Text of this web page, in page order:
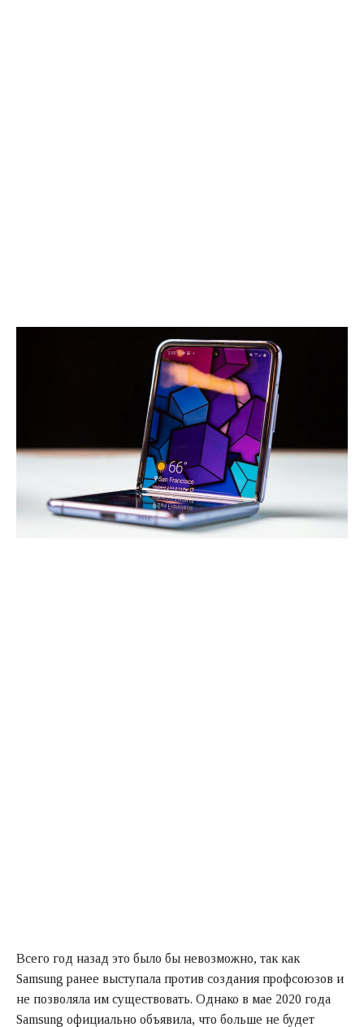
Всего год назад это было бы невозможно, так как
Samsung ранее выступала против создания профсоюзов и
не позволяла им существовать. Однако в мае 2020 года
Samsung официально объявила, что больше не будет